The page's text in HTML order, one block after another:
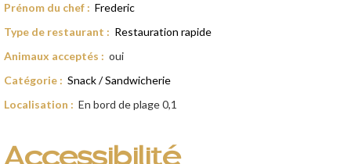
Prénom du chef : Frederic
Type de restaurant : Restauration rapide
Animaux acceptés : oui
Catégorie : Snack / Sandwicherie
Localisation : En bord de plage 0,1
Accessibilité